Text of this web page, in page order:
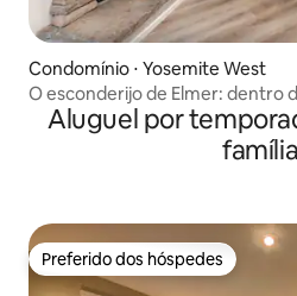
Condomínio ⋅ Yosemite West
O esconderijo de Elmer: dentro
Yosemite
Aluguel por
Preferido dos hóspedes
Preferido dos hóspedes